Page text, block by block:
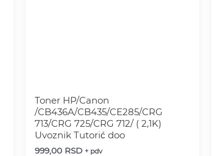
Toner HP/Canon
/CB436A/CB435/CE285/CRG
713/CRG 725/CRG 712/ ( 2,1K)
Uvoznik Tutorić doo
999,00 RSD + pdv